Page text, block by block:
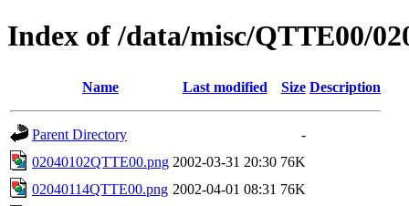
Index of /data/misc/QTTE00/
Name Last modified Size Description
Parent Directory
-
02040102QTTE00.png 2002-03-31 20:30 76K
02040114QTTE00.png 2002-04-01 08:31 76K